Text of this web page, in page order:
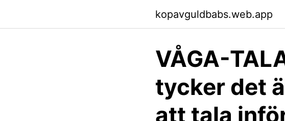
kopavguldbabs.web.app
VÅGA-
tycker det
att tala